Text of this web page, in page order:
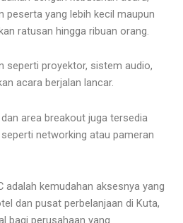
peserta yang lebih kecil maupun
ratusan hingga ribuan orang.
seperti proyektor, sistem audio,
acara berjalan lancar.
area breakout juga tersedia
networking atau pameran
adalah kemudahan aksesnya yang
dan pusat perbelanjaan di Kuta,
bagi perusahaan yang